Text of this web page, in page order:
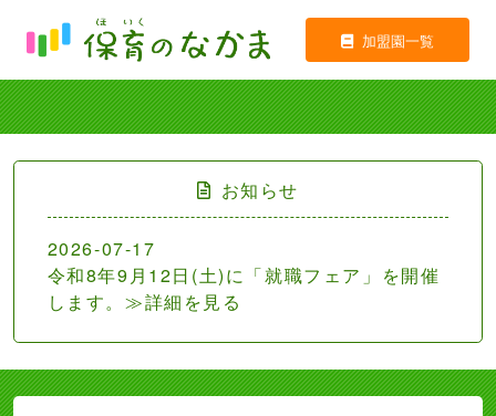
加盟園一覧
お知らせ
2026-07-17
令和8年9月12日(土)に「就職フェア」を開催
します。≫詳細を見る